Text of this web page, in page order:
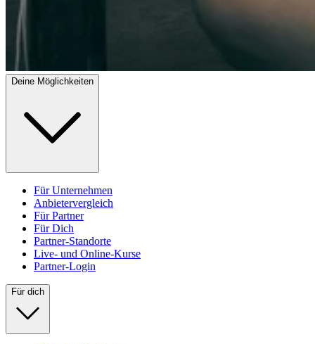
Deine Möglichkeiten
Für Unternehmen
Anbietervergleich
Für Partner
Für Dich
Partner-Standorte
Live- und Online-Kurse
Partner-Login
Für dich